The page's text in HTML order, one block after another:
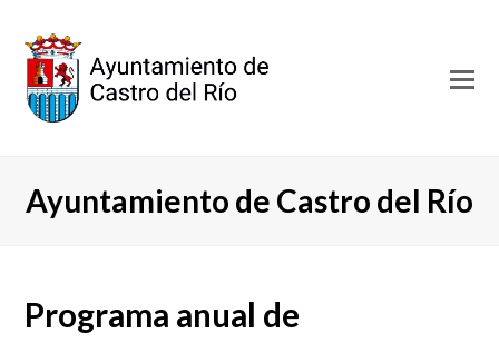
Ayuntamiento de Castro del Río
Programa anual de